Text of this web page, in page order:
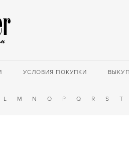
УСЛОВИЯ ПОКУПКИ ВЫКУП
L M N O P Q R S T